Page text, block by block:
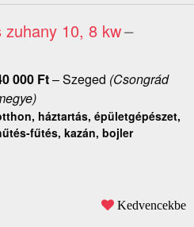
10, 8 kw–
000 Ft–Szeged (Csongrád
háztartás, épületgépészet,
fűtés, kazán, bojler
Kedvencekbe